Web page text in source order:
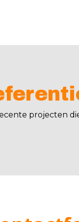
projecten